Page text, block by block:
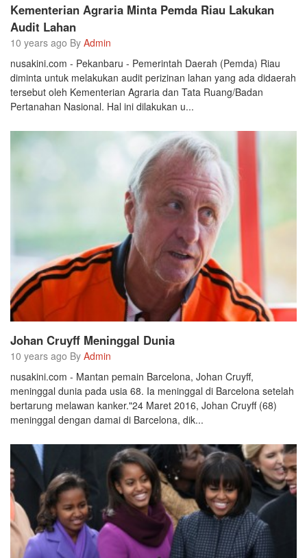
Kementerian Agraria Minta Pemda Riau Lakukan
Audit Lahan
10 years ago By Admin
nusakini.com - Pekanbaru - Pemerintah Daerah (Pemda) Riau
diminta untuk melakukan audit perizinan lahan yang ada didaerah
tersebut oleh Kementerian Agraria dan Tata Ruang/Badan
Pertanahan Nasional. Hal ini dilakukan u...
Johan Cruyff Meninggal Dunia
10 years ago By Admin
nusakini.com - Mantan pemain Barcelona, Johan Cruyff,
meninggal dunia pada usia 68. Ia meninggal di Barcelona setelah
bertarung melawan kanker."24 Maret 2016, Johan Cruyff (68)
meninggal dengan damai di Barcelona, dik...